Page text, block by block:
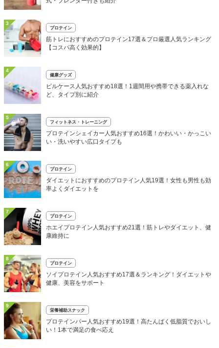
3
プロテイン
筋トレにおすすめのプロテイン17選＆プロ厳選人気ランキング
【コスパ高く効果的】
4
健康グッズ
ピルケース人気おすすめ18選！1週間用や携帯できる薬入れな
ど、タイプ別に紹介
5
フィットネス・トレーニング
プロテインシェイカー人気おすすめ16選！かわいい・かっこい
い・洗いやすい広口タイプも
6
プロテイン
ダイエットにおすすめのプロテイン人気19選！女性も男性も効
率よくダイエットを
7
プロテイン
ホエイプロテイン人気おすすめ21選！筋トレやダイエット、健
康維持に
8
プロテイン
ソイプロテイン人気おすすめ17選＆ランキング！ダイエットや
健康、美容をサポート
9
栄養補助スナック
プロテインバー人気おすすめ19選！高たんぱく低脂質でおいし
い！1本で満足の食べ応え